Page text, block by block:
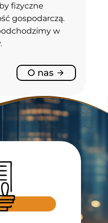
fizyczne
gospodarczą.
w
O nas